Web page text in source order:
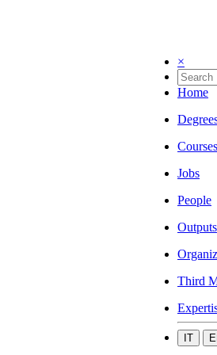
×
Home
Courses
Jobs
People
Outputs
Third
IT